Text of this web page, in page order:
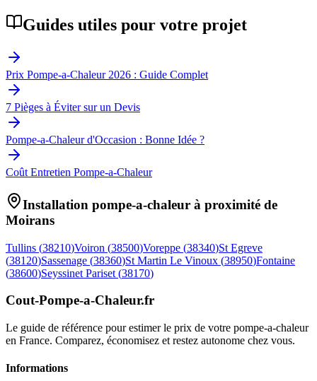
Guides utiles pour votre projet
Prix Pompe-a-Chaleur 2026 : Guide Complet
7 Pièges à Éviter sur un Devis
Pompe-a-Chaleur d'Occasion : Bonne Idée ?
Coût Entretien Pompe-a-Chaleur
Installation pompe-a-chaleur à proximité de
Moirans
Tullins (38210)Voiron (38500)Voreppe (38340)St Egreve
(38120)Sassenage (38360)St Martin Le Vinoux (38950)Fontaine
(38600)Seyssinet Pariset (38170)
Cout-Pompe-a-Chaleur.fr
Le guide de référence pour estimer le prix de votre pompe-a-chaleur
en France. Comparez, économisez et restez autonome chez vous.
Informations